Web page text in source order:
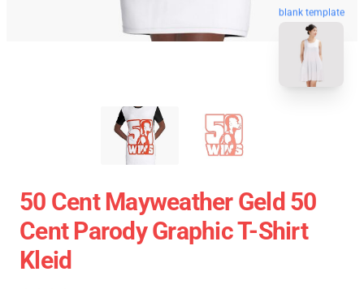
blank template
50 Cent Mayweather Geld 50
Cent Parody Graphic T-Shirt
Kleid